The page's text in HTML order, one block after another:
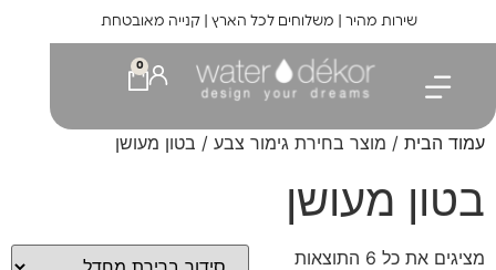
שירות מהיר | משלוחים לכל הארץ | קנייה מאובטחת
0
עמוד הבית / מוצר בחירת גימור צבע / בטון מעושן
בטון מעושן
מציגים את כל ⁦6⁩ התוצאות